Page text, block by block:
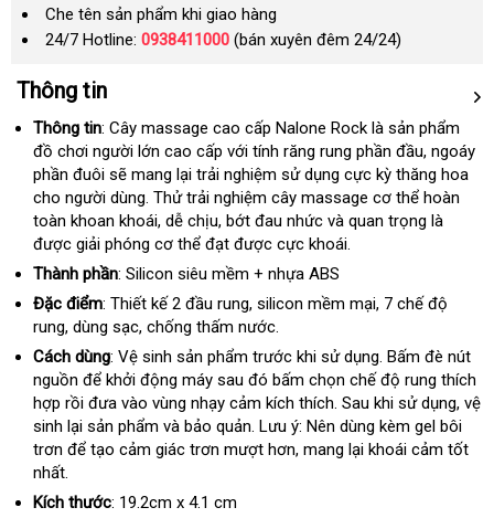
Che tên sản phẩm khi giao hàng
24/7 Hotline: 0938411000 (bán xuyên đêm 24/24)
Thông tin
Thông tin: Cây massage cao cấp Nalone Rock là sản phẩm
đồ chơi người lớn cao cấp mini
với tính răng rung phần đầuhàng
nhái
, ngoáy
phần đuôi amazon
sẽ mang lại trải nghiệm sử dụng cực kỳ thăng hoa
cho người dùngtiki
. Thử trải nghiệm cây massage cơ thể hoàn
toàn khoan khoáisiêu
thị
, dễ chịuđắt
nhất
, bớt đau nhức và quan trọng là
được giải phóng cơ thể đạt to
được cực khoái.
Thành phần: Silicon siêu mềm + nhựa ABS
Đặc điểm: Thiết kế 2 đầu rungbền
, silicon mềm mạichợ
, 7 chế độ
rungquà
tặng
, dùng sạcto
, chống thấm nước.
Cách dùng: Vệ sinh sản phẩm trước khi sử dụnggiảm
giá
. Bấm đè nút
nguồn Lazada
để khởi động máy sau đó bấm chọn chế độ rung thích
hợp rồi đưa vào vùng nhạy cảm kích thíchchợ
. Sau khi sử dụnglắp
đặt
, vệ
sinh lại sản phẩm và bảo quảntham
khảo
. Lưu ý: Nên dùng kèm gel bôi
trơn Đài
để tạo cảm giác trơn mượt hơnthống
, mang lại khoái cảm tốt
nhất.
Kích thước: 19.2cm x 4.1 cm